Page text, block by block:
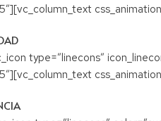
type=”linecons”